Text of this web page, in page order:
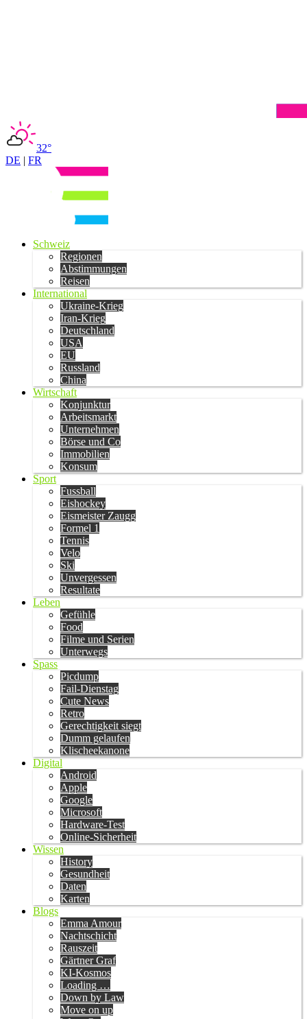
32°
DE | FR
Schweiz
Regionen
Abstimmungen
Reisen
International
Ukraine-Krieg
Iran-Krieg
Deutschland
USA
EU
Russland
China
Wirtschaft
Konjunktur
Arbeitsmarkt
Unternehmen
Börse und Co
Immobilien
Konsum
Sport
Fussball
Eishockey
Eismeister Zaugg
Formel 1
Tennis
Velo
Ski
Unvergessen
Resultate
Leben
Gefühle
Food
Filme und Serien
Unterwegs
Spass
Picdump
Fail-Dienstag
Cute News
Retro
Gerechtigkeit siegt
Dumm gelaufen
Klischeekanone
Digital
Android
Apple
Google
Microsoft
Hardware-Test
Online-Sicherheit
Wissen
History
Gesundheit
Daten
Karten
Blogs
Emma Amour
Nachtschicht
Rauszeit
Gärtner Graf
KI-Kosmos
Loading …
Down by Law
Move on up